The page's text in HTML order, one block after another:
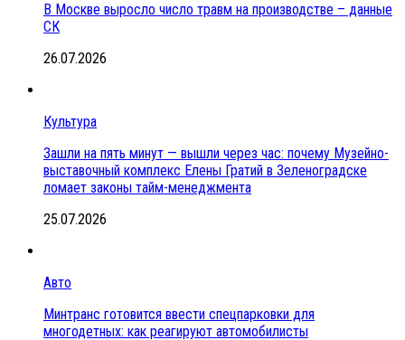
В Москве выросло число травм на производстве – данные
СК
26.07.2026
Культура
Зашли на пять минут — вышли через час: почему Музейно-
выставочный комплекс Елены Гратий в Зеленоградске
ломает законы тайм-менеджмента
25.07.2026
Авто
Минтранс готовится ввести спецпарковки для
многодетных: как реагируют автомобилисты